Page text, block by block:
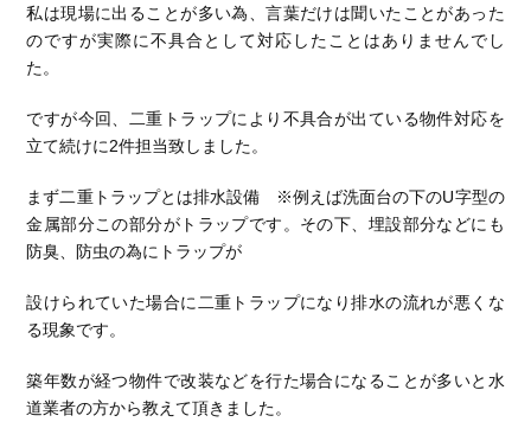
私は現場に出ることが多い為、言葉だけは聞いたことがあった
のですが実際に不具合として対応したことはありませんでし
た。
ですが今回、二重トラップにより不具合が出ている物件対応を
立て続けに2件担当致しました。
まず二重トラップとは排水設備 ※例えば洗面台の下のU字型の
金属部分この部分がトラップです。その下、埋設部分などにも
防臭、防虫の為にトラップが
設けられていた場合に二重トラップになり排水の流れが悪くな
る現象です。
築年数が経つ物件で改装などを行た場合になることが多いと水
道業者の方から教えて頂きました。